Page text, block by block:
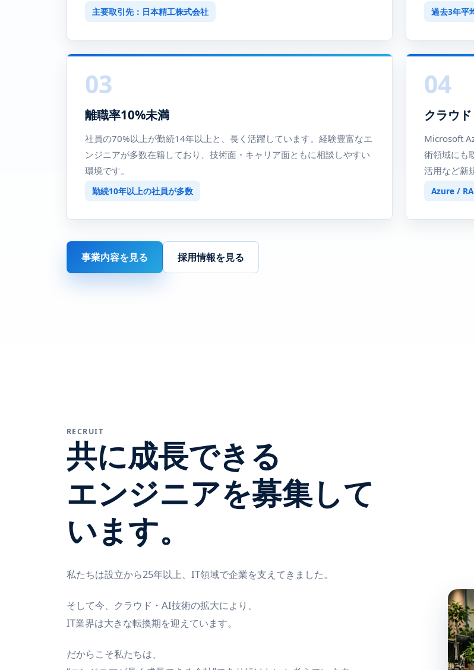
主要取引先：日本精工株式会社 過去3年平
03
離職率10%未満
社員の70%以上が勤続14年以上と、長く活躍しています。経験豊富なエ
ンジニアが多数在籍しており、技術面・キャリア面ともに相談しやすい
環境です。
勤続10年以上の社員が多数
04
クラウ
Microsoft
術領域にも
活用など新
Azure /
事業内容を見る 採用情報を見る
RECRUIT
共に成長できる
エンジニアを募集して
います。
私たちは設立から25年以上、IT領域で企業を支えてきました。
そして今、クラウド・AI技術の拡大により、
IT業界は大きな転換期を迎えています。
だからこそ私たちは、